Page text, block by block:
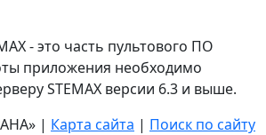
- это часть пультового ПО
приложения необходимо
STEMAX версии 6.3 и выше.
| Карта сайта | Поиск по сайту